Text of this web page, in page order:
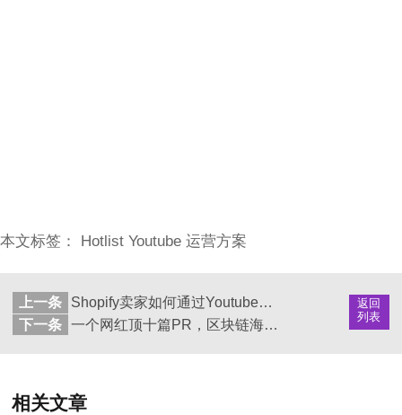
本文标签： Hotlist Youtube 运营方案
返回
列表
上一条
Shopify卖家如何通过Youtube推广产品？
下一条
一个网红顶十篇PR，区块链海外推广快速圈粉渠道哪家强？
相关文章